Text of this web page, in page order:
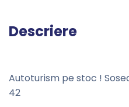
Descriere
Autoturism pe stoc !
42